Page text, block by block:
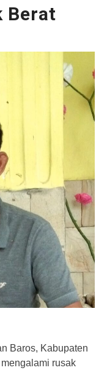
Berat
Baros, Kabupaten
rusak